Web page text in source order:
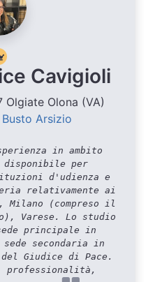
Cavigioli
Olgiate Olona (VA)
Arsizio
in ambito
per
d'udienza e
relativamente ai
(compreso il
Varese. Lo studio
principale in
secondaria in
Giudice di Pace.
professionalità,